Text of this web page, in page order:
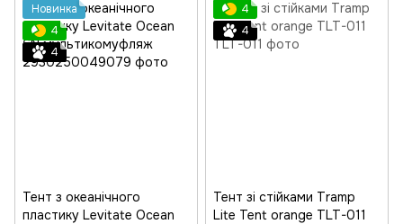
Новинка
4
4
Тент з океанічного
пластику Levitate Ocean
4
4
Тент зі стійками Tramp
Lite Tent orange TLT-011